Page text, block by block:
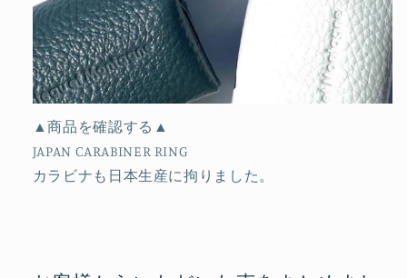
▲商品を確認する▲
JAPAN CARABINER RING
カラビナも日本生産に拘りました。